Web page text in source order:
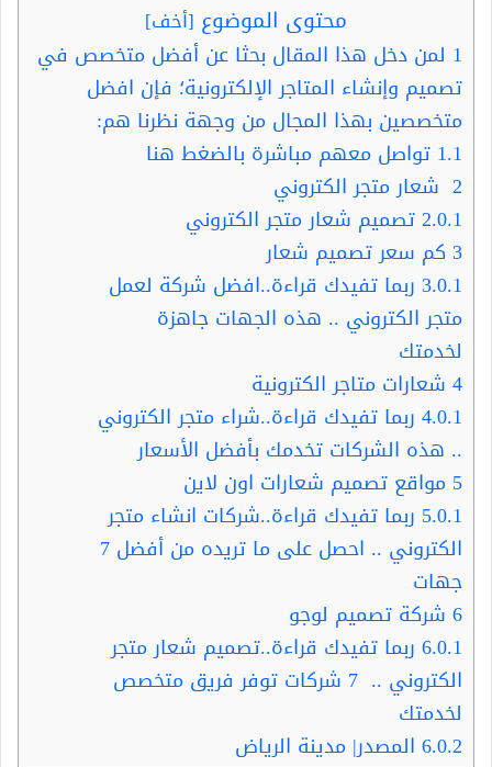
محتوى الموضوع [أخف]
1 لمن دخل هذا المقال بحثا عن أفضل متخصص في
تصميم وإنشاء المتاجر الإلكترونية؛ فإن افضل
متخصصين بهذا المجال من وجهة نظرنا هم:
1.1 تواصل معهم مباشرة بالضغط هنا
2 شعار متجر الكتروني
2.0.1تصميم شعار متجر الكتروني
3 كم سعر تصميم شعار
3.0.1 ربما تفيدك قراءة..افضل شركة لعمل
متجر الكتروني .. هذه الجهات جاهزة
لخدمتك
4 شعارات متاجر الكترونية
4.0.1 ربما تفيدك قراءة..شراء متجر الكتروني
.. هذه الشركات تخدمك بأفضل الأسعار
5 مواقع تصميم شعارات اون لاين
5.0.1 ربما تفيدك قراءة..شركات انشاء متجر
الكتروني .. احصل على ما تريده من أفضل 7
جهات
6 شركة تصميم لوجو
6.0.1 ربما تفيدك قراءة..تصميم شعار متجر
الكتروني .. 7 شركات توفر فريق متخصص
لخدمتك
6.0.2 المصدر| مدينة الرياض